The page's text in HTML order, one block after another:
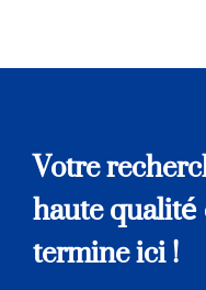
Votre
haute
termine ici !